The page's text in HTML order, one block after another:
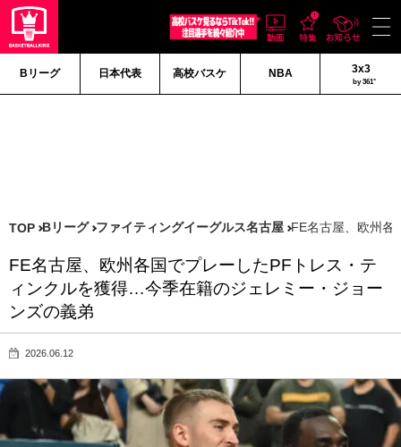
Bリーグ 日本代表 高校バスケ NBA 3x3
by 361°
TOP Bリーグ ファイティングイーグルス名古屋 FE名古屋、欧州各
FE名古屋、欧州各国でプレーしたPFトレス・テ
ィンクルを獲得…今季在籍のジェレミー・ジョー
ンズの義弟
2026.06.12